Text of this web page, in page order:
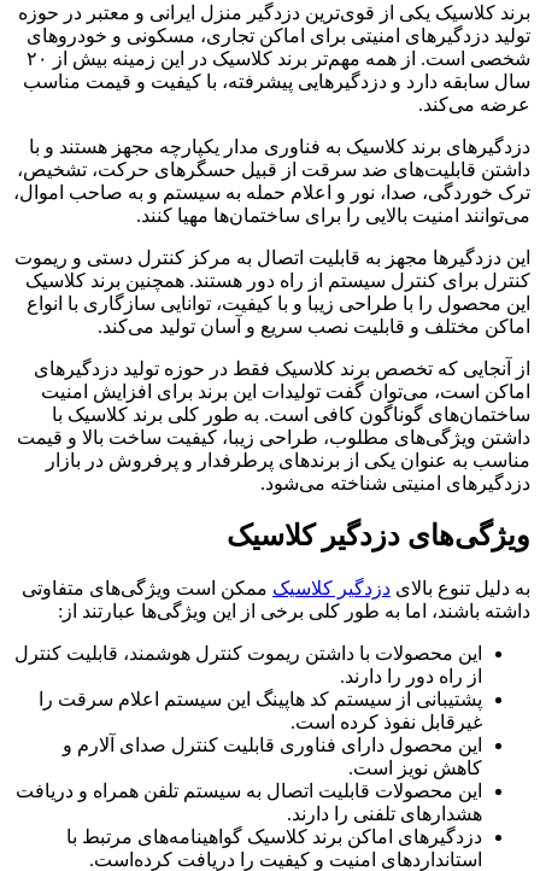
برند کلاسیک یکی از قوی‌ترین دزدگیر منزل ایرانی و معتبر در حوزه
تولید دزدگیرهای امنیتی برای اماکن تجاری، مسکونی و خودروهای
شخصی است. از همه مهم‌تر برند کلاسیک در این زمینه بیش از ۲۰
سال سابقه دارد و دزدگیرهایی پیشرفته، با کیفیت و قیمت مناسب
عرضه می‌کند.
دزدگیرهای برند کلاسیک به فناوری مدار یکپارچه مجهز هستند و با
داشتن قابلیت‌های ضد سرقت از قبیل حسگرهای حرکت، تشخیص،
ترک خوردگی، صدا، نور و اعلام حمله به سیستم و به صاحب اموال،
می‌توانند امنیت بالایی را برای ساختمان‌ها مهیا کنند.
این دزدگیرها مجهز به قابلیت اتصال به مرکز کنترل دستی و ریموت
کنترل برای کنترل سیستم از راه دور هستند. همچنین برند کلاسیک
این محصول را با طراحی زیبا و با کیفیت، توانایی سازگاری با انواع
اماکن مختلف و قابلیت نصب سریع و آسان تولید می‌کند.
از آنجایی که تخصص برند کلاسیک فقط در حوزه تولید دزدگیرهای
اماکن است، می‌توان گفت تولیدات این برند برای افزایش امنیت
ساختمان‌های گوناگون کافی است. به طور کلی برند کلاسیک با
داشتن ویژگی‌های مطلوب، طراحی زیبا، کیفیت ساخت بالا و قیمت
مناسب به عنوان یکی از برندهای پرطرفدار و پرفروش در بازار
دزدگیرهای امنیتی شناخته می‌شود.
ویژگی‌های دزدگیر کلاسیک
به دلیل تنوع بالای دزدگیر کلاسیک ممکن است ویژگی‌های متفاوتی
داشته باشند، اما به طور کلی برخی از این ویژگی‌ها عبارتند از:
این محصولات با داشتن ریموت کنترل هوشمند، قابلیت کنترل
از راه دور را دارند.
پشتیبانی از سیستم کد هاپینگ این سیستم اعلام سرقت را
غیرقابل نفوذ کرده است.
این محصول دارای فناوری قابلیت کنترل صدای آلارم و
کاهش نویز است.
این محصولات قابلیت اتصال به سیستم تلفن همراه و دریافت
هشدارهای تلفنی را دارند.
دزدگیرهای اماکن برند کلاسیک گواهینامه‌های مرتبط با
استانداردهای امنیت و کیفیت را دریافت کرده‌است.